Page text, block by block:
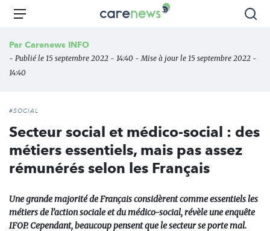
Aller
principal
Carenews,
des
Menu
Par Carenews INFO
- Publié le 15 septembre 2022 - 14:40 - Mise à jour le 15 septembre 2022 -
14:40
#SOCIAL
Secteur social et médico-social : des
métiers essentiels, mais pas assez
rémunérés selon les Français
Une grande majorité de Français considèrent comme essentiels les
métiers de l’action sociale et du médico-social, révèle une enquête
IFOP. Cependant, beaucoup pensent que le secteur se porte mal.